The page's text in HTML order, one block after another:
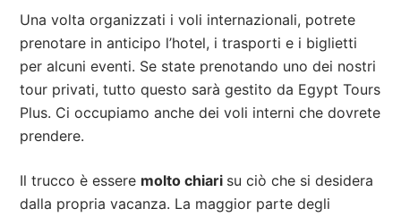
Una volta organizzati i voli internazionali, potrete
prenotare in anticipo l’hotel, i trasporti e i biglietti
per alcuni eventi. Se state prenotando uno dei nostri
tour privati, tutto questo sarà gestito da Egypt Tours
Plus. Ci occupiamo anche dei voli interni che dovrete
prendere.
Il trucco è essere molto chiari su ciò che si desidera
dalla propria vacanza. La maggior parte degli